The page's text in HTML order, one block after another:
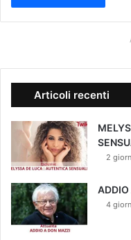
Articoli recenti
2
4